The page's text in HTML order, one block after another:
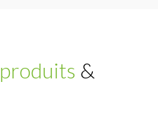
produits &